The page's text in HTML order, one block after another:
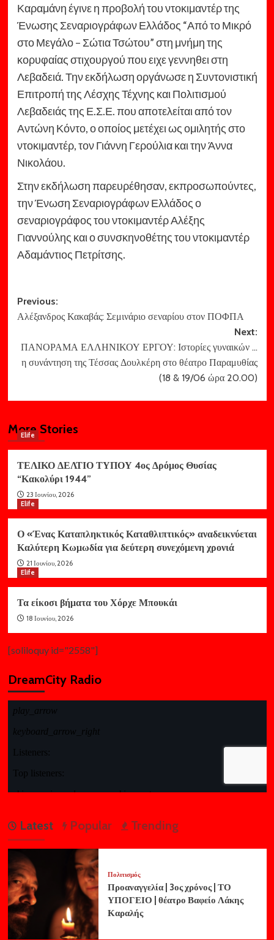
Καραμάνη έγινε η προβολή του ντοκιμαντέρ της
Ένωσης Σεναριογράφων Ελλάδος “Από το Μικρό
στο Μεγάλο – Σώτια Τσώτου” στη μνήμη της
κορυφαίας στιχουργού που ειχε γεννηθει στη
Λεβαδειά. Την εκδήλωση οργάνωσε η Συντονιστική
Επιτροπή της Λέσχης Τέχνης και Πολιτισμού
Λεβαδειάς της Ε.Σ.Ε. που αποτελείται από τον
Αντώνη Κόντο, ο οποίος μετέχει ως ομιλητής στο
ντοκιμαντέρ, τον Γιάννη Γερούλια και την Άννα
Νικολάου.
Στην εκδήλωση παρευρέθησαν, εκπροσωπούντες,
την Ένωση Σεναριογράφων Ελλάδος ο
σεναριογράφος του ντοκιμαντέρ Αλέξης
Γιαννούλης και ο συνσκηνοθέτης του ντοκιμαντέρ
Αδαμάντιος Πετρίτσης.
Post
navigation
Previous:
Αλέξανδρος Κακαβάς: Σεμινάριο σεναρίου στον ΠΟΦΠΑ
Next:
ΠΑΝΟΡΑΜΑ ΕΛΛΗΝΙΚΟΥ ΕΡΓΟΥ: Ιστορίες γυναικών …
η συνάντηση της Τέσσας Δουλκέρη στο θέατρο Παραμυθίας
(18 & 19/06 ώρα 20.00)
More Stories
Elife
ΤΕΛΙΚΟ ΔΕΛΤΙΟ ΤΥΠΟΥ 4ος Δρόμος Θυσίας
“Κακολύρι 1944”
23 Ιουνίου, 2026
Elife
Ο «Ένας Καταπληκτικός Καταθλιπτικός» αναδεικνύεται
Καλύτερη Κωμωδία για δεύτερη συνεχόμενη χρονιά
21 Ιουνίου, 2026
Elife
Τα είκοσι βήματα του Χόρχε Μπουκάι
18 Ιουνίου, 2026
[soliloquy id="2558"]
DreamCity Radio
Latest Popular Trending
Πολιτισμός
Προαναγγελία | 3ος χρόνος | ΤΟ
ΥΠΟΓΕΙΟ | θέατρο Βαφείο Λάκης
Καραλής